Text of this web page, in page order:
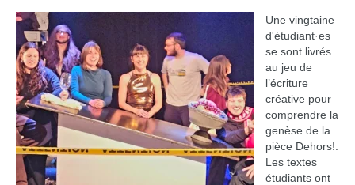
Une vingtaine
d'étudiant·es
se sont livrés
au jeu de
l’écriture
créative pour
comprendre la
genèse de la
pièce Dehors!.
Les textes
étudiants ont